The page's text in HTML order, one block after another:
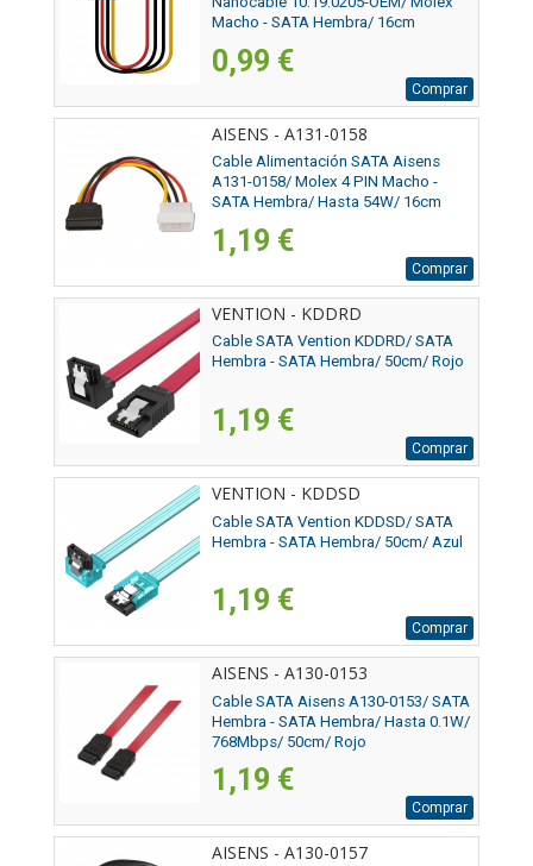
Macho - SATA Hembra/ 16cm
0,99 €
Comprar
AISENS - A131-0158
Cable Alimentación SATA Aisens
A131-0158/ Molex 4 PIN Macho -
SATA Hembra/ Hasta 54W/ 16cm
1,19 €
Comprar
VENTION - KDDRD
Cable SATA Vention KDDRD/ SATA
Hembra - SATA Hembra/ 50cm/ Rojo
1,19 €
Comprar
VENTION - KDDSD
Cable SATA Vention KDDSD/ SATA
Hembra - SATA Hembra/ 50cm/ Azul
1,19 €
Comprar
AISENS - A130-0153
Cable SATA Aisens A130-0153/ SATA
Hembra - SATA Hembra/ Hasta 0.1W/
768Mbps/ 50cm/ Rojo
1,19 €
Comprar
AISENS - A130-0157